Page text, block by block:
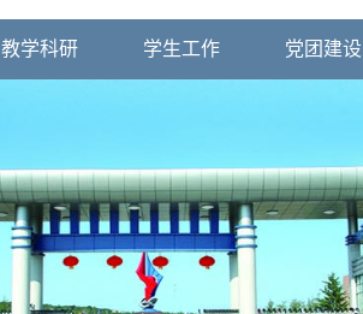
教学科研 学生工作 党团建设